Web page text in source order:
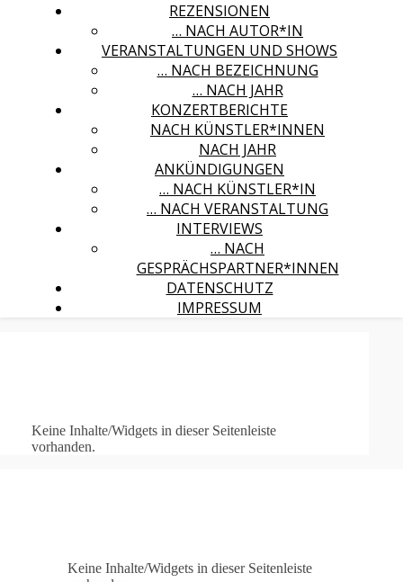
REZENSIONEN
… NACH AUTOR*IN
VERANSTALTUNGEN UND SHOWS
… NACH BEZEICHNUNG
… NACH JAHR
KONZERTBERICHTE
NACH KÜNSTLER*INNEN
NACH JAHR
ANKÜNDIGUNGEN
… NACH KÜNSTLER*IN
… NACH VERANSTALTUNG
INTERVIEWS
… NACH
GESPRÄCHSPARTNER*INNEN
DATENSCHUTZ
IMPRESSUM
Keine Inhalte/Widgets in dieser Seitenleiste
vorhanden.
Keine Inhalte/Widgets in dieser Seitenleiste